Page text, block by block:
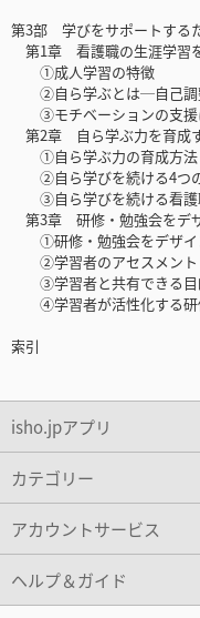
第3部 学びをサポートする
第1章 看護職の生涯学習
①成人学習の特徴
②自ら学ぶとは─自己調
③モチベーションの支援
第2章 自ら学ぶ力を育成
①自ら学ぶ力の育成方法
②自ら学びを続ける4つ
③自ら学びを続ける看護
第3章 研修・勉強会をデ
①研修・勉強会をデザイ
②学習者のアセスメント
③学習者と共有できる目
④学習者が活性化する研
索引
isho.jpアプリ
カテゴリー
アカウントサービス
ヘルプ＆ガイド